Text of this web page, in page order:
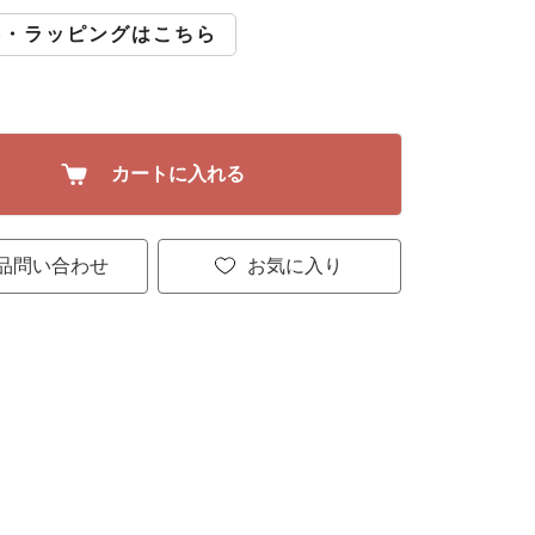
ラッピングはこちら
お気に入り
カートに入れる
問い合わせ